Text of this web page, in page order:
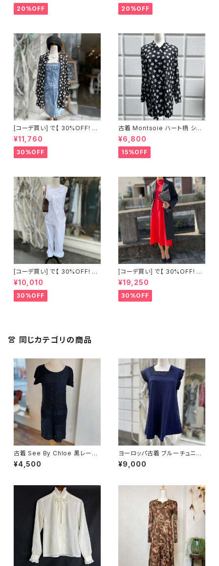
20%OFF 20%OFF
[コーデ買い] で【 30%OFF! 】2
点 ショート丈 デニム サロペット
スカート + 古着 Montsoie ハ
ート柄 シアーシャツ ブラック
¥11,760
30%OFF
古着 Montsoie ハート柄 シア
ーシャツ ブラック
¥6,800
15%OFF
[コーデ買い] で【 30%OFF! 】2
点 古着 Chloe ホワイト レース
ノースリーブ + ホワイトデニム
ストレッチ ストレート パンツ
¥10,010
30%OFF
[コーデ買い] で【 30%OFF! 】2
点 フランス古着 レッドライン 切
り替えワンピース + フランス古
着 TERGAL ブラック コート
¥19,250
30%OFF
👚 同じカテゴリの商品
古着 See By Chloe 黒レース
ワンピース
¥4,500
ヨーロッパ古着 ブルーチュニッ
ク
¥9,000